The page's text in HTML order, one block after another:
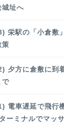
城址へ
栄駅の「小倉敷
策
夕方に倉敷に到
で
電車遅延で飛行
ーミナルでマッ